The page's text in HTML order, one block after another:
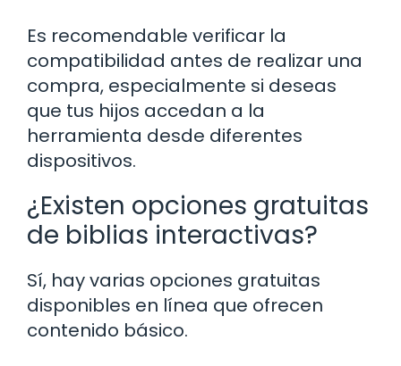
Es recomendable verificar la
compatibilidad antes de realizar una
compra, especialmente si deseas
que tus hijos accedan a la
herramienta desde diferentes
dispositivos.
¿Existen opciones gratuitas
de biblias interactivas?
Sí, hay varias opciones gratuitas
disponibles en línea que ofrecen
contenido básico.